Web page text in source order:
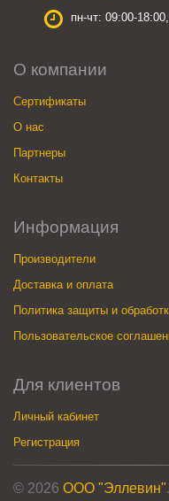
пн-чт: 09:00-
О компании
Сертификаты
О нас
Партнеры
Контакты
Информация
Производители
Доставка и оплата
Политика защиты и
Пользовательское
Для клиентов
Личный кабинет
Регистрация
© 2026 ООО "Эллевин".